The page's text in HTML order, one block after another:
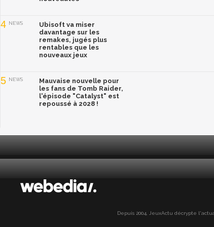
4 NEWS
Ubisoft va miser
davantage sur les
remakes, jugés plus
rentables que les
nouveaux jeux
5 NEWS
Mauvaise nouvelle pour
les fans de Tomb Raider,
l'épisode "Catalyst" est
repoussé à 2028 !
Depuis 2004, JeuxActu décrypte